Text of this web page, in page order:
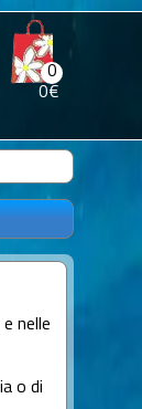
0
0€
nelle
o di